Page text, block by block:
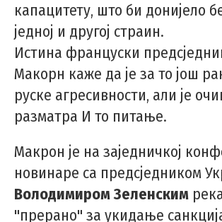
капацитету, што би донијело
једној и другој страин.
Истина француски
Макорн каже да је за то још
руске агресивности, али је
разматра И то питање.
Макрон је на заједничкој
новинаре са предсједником
Володимиром Зеленским
"прерано" за укидање